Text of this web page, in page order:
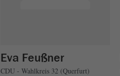
Eva Feußner
CDU - Wahlkreis 32 (Querfurt)